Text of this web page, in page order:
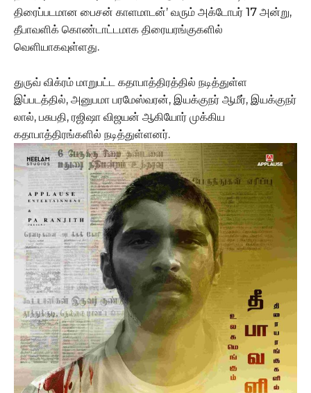
திரைப்படமான பைசன் காளமாடன்’ வரும் அக்டோபர் 17 அன்று,
தீபாவளிக் கொண்டாட்டமாக திரையரங்குகளில்
வெளியாகவுள்ளது.
துருவ் விக்ரம் மாறுபட்ட கதாபாத்திரத்தில் நடித்துள்ள
இப்படத்தில், அனுபமா பரமேஸ்வரன், இயக்குநர் ஆமீர், இயக்குநர்
லால், பசுபதி, ரஜிஷா விஜயன் ஆகியோர் முக்கிய
கதாபாத்திரங்களில் நடித்துள்ளனர்.